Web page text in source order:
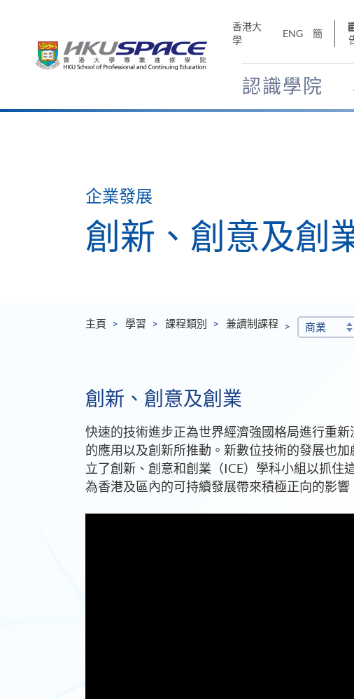
香港大
學
ENG 簡
認識學院
Main
企業發展
創新、創意及創
主頁 學習 課程類別 兼讀制課程 商業
創新、創意及創業
快速的技術進步正為世界經濟強國格局進行重
的應用以及創新所推動。新數位技術的發展也
立了創新、創意和創業（ICE）學科小組以抓住
為香港及區內的可持續發展帶來積極正向的影響